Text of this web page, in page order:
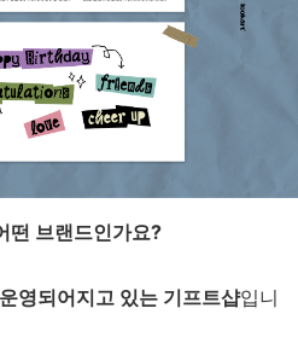
떤 브랜드인가요?
영되어지고 있는 기프트샵입니